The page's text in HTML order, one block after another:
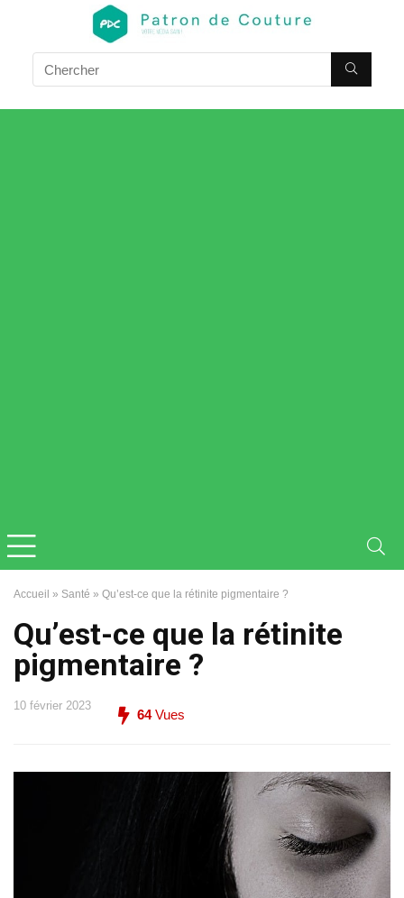
Accueil » Santé » Qu’est-ce que la rétinite pigmentaire ?
Qu’est-ce que la rétinite
pigmentaire ?
10 février 2023
64Vues